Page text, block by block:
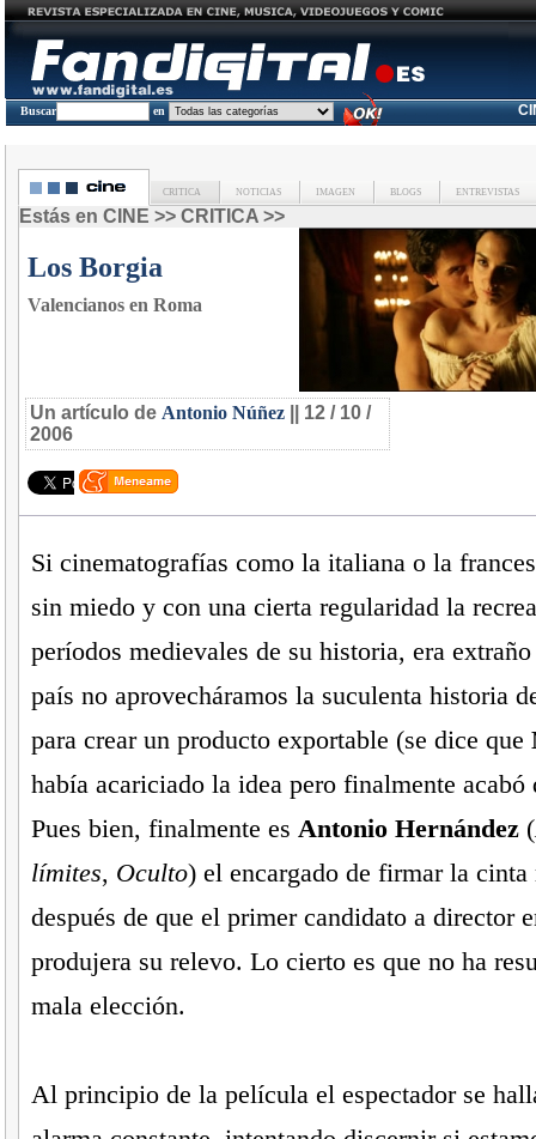
Buscar en
CRITICA NOTICIAS IMAGEN BLOGS ENTREVISTAS
Estás en CINE >> CRITICA >>
Los Borgia
Valencianos en Roma
Un artículo de Antonio Núñez|| 12 / 10 /
2006
Si cinematografías como la italiana o la
sin miedo y con una cierta regularidad la
períodos medievales de su historia, era
país no aprovecháramos la suculenta historia
para crear un producto exportable (se dice que
había acariciado la idea pero finalmente acabó
Pues bien, finalmente es Antonio Hernández(
límites, Oculto) el encargado de firmar la cinta
después de que el primer candidato a director
produjera su relevo. Lo cierto es que no ha
mala elección.
Al principio de la película el espectador se